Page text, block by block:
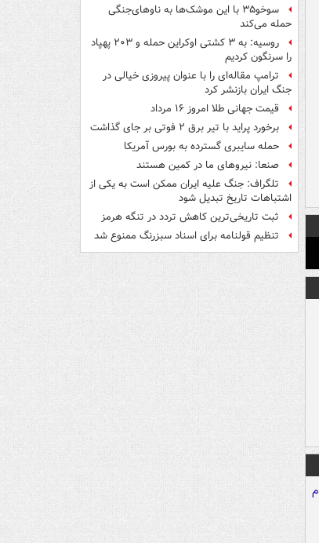
سوخو۳۵ با این موشک‌ها به ناوهای‌جنگی
حمله می‌کند
روسیه: به ۳ کشتی اوکراین حمله و ۲۰۳ پهپاد
را سرنگون کردیم
ترامپ مقاله‌ای را با عنوان پیروزی خیالی در
جنگ ایران بازنشر کرد
قیمت جهانی طلا امروز ۱۶ مرداد
برخورد پراید با تیر برق ۲ فوتی بر جای گذاشت
حمله سایبری گسترده به بورس آمریکا
صنعا: نیروهای ما در کمین‌ هستند
تلگراف: جنگ علیه ایران ممکن است به یکی از
اشتباهات تاریخ تبدیل شود
ثبت تاریخی‌ترین کاهش تردد در تنگه هرمز
تنظیم قولنامه برای اسناد سبزرنگ ممنوع شد